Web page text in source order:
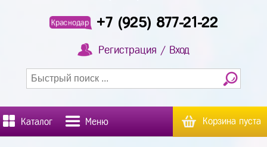
Краснодар +7 (925) 877-21-22
Регистрация / Вход
Каталог Меню Корзина пуста